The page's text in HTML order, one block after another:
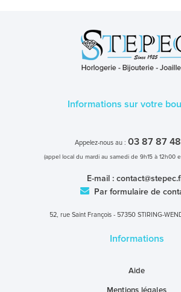
Informations sur votre
Appelez-nous au : 03 87 87
(appel local du mardi au samedi de 9h15 à 12h00
E-mail :
Par formulaire de
52, rue Saint François - 57350 STIRING-
Informations
Aide